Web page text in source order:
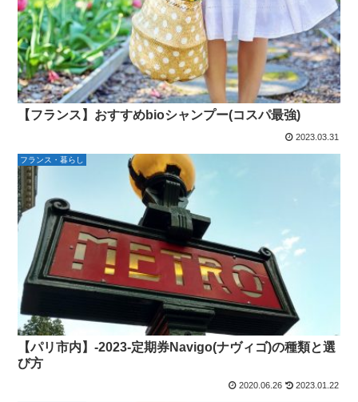
【フランス】おすすめbioシャンプー(コスパ最強)
2023.03.31
フランス・暮らし
【パリ市内】-2023-定期券Navigo(ナヴィゴ)の種類と選
び方
2020.06.26 2023.01.22